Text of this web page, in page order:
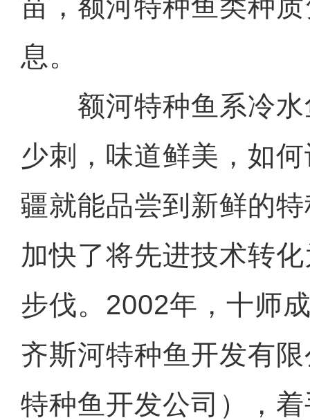
苗，额河特种鱼类种
息。
额河特种鱼系冷水
少刺，味道鲜美，如
疆就能品尝到新鲜的
加快了将先进技术转
步伐。2002年，十师
齐斯河特种鱼开发有
特种鱼开发公司），